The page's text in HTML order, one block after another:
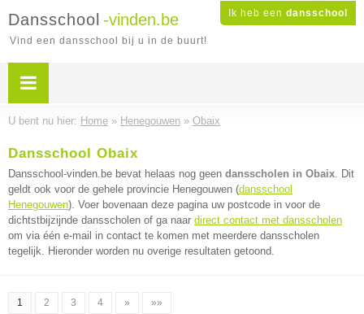
Ik heb een dansschool
Dansschool -vinden.be
Vind een dansschool bij u in de buurt!
U bent nu hier: Home » Henegouwen » Obaix
Dansschool Obaix
Dansschool-vinden.be bevat helaas nog geen dansscholen in Obaix. Dit
geldt ook voor de gehele provincie Henegouwen (dansschool
Henegouwen). Voer bovenaan deze pagina uw postcode in voor de
dichtstbijzijnde dansscholen of ga naar direct contact met dansscholen
om via één e-mail in contact te komen met meerdere dansscholen
tegelijk. Hieronder worden nu overige resultaten getoond.
1 2 3 4 » »»